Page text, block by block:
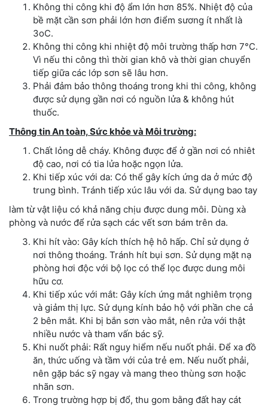
Không thi công khi độ ẩm lớn hơn 85%. Nhiệt độ của
bề mặt cần sơn phải lớn hơn điểm sương ít nhất là
3oC.
Không thi công khi nhiệt độ môi trường thấp hơn 7°C.
Vì nếu thi công thì thời gian khô và thời gian chuyển
tiếp giữa các lớp sơn sẽ lâu hơn.
Phải đảm bảo thông thoáng trong khi thi công, không
được sử dụng gần nơi có nguồn lửa & không hút
thuốc.
Thông tin An toàn, Sức khỏe và Môi trường:
Chất lỏng dễ cháy. Không được để ở gần nơi có nhiêt
độ cao, nơi có tia lửa hoặc ngọn lửa.
Khi tiếp xúc với da: Có thể gây kích ứng da ở mức độ
trung bình. Tránh tiếp xúc lâu với da. Sử dụng bao tay
làm từ vật liệu có khả năng chịu được dung môi. Dùng xà
phòng và nước để rửa sạch các vết sơn bám trên da.
Khi hít vào: Gây kích thích hệ hô hấp. Chỉ sử dụng ở
nơi thông thoáng. Tránh hít bụi sơn. Sử dụng mặt nạ
phòng hơi độc với bộ lọc có thể lọc được dung môi
hữu cơ.
Khi tiếp xúc với mắt: Gây kích ứng mắt nghiêm trọng
và giảm thị lực. Sử dụng kính bảo hộ với phần che cả
2 bên mắt. Khi bị bắn sơn vào mắt, nên rửa với thật
nhiều nước và tham vấn bác sỹ.
Khi nuốt phải: Rất nguy hiểm nếu nuốt phải. Để xa đồ
ăn, thức uống và tầm với của trẻ em. Nếu nuốt phải,
nên gặp bác sỹ ngay và mang theo thùng sơn hoặc
nhãn sơn.
Trong trường hợp bị đổ, thu gom bằng đất hay cát